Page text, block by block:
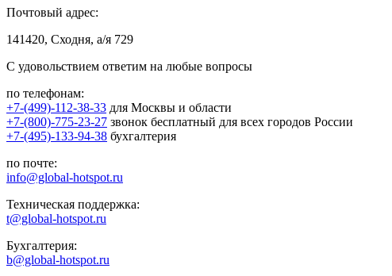
Почтовый адрес:
141420, Сходня, а/я 729
С удовольствием ответим на любые вопросы
по телефонам:
+7-(499)-112-38-33 для Москвы и области
+7-(800)-775-23-27 звонок бесплатный для всех городов России
+7-(495)-133-94-38 бухгалтерия
по почте:
info@global-hotspot.ru
Техническая поддержка:
t@global-hotspot.ru
Бухгалтерия:
b@global-hotspot.ru